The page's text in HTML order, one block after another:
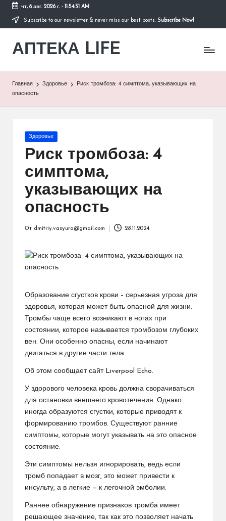
Перейти
содержимому
чт, 6 авг. 2026 г.- 11:54:51 AM
Subscribe to our newsletter & never miss our best posts. Subscribe Now!
АПТЕКА LIFE
сайт
Главная Здоровье
Риск тромбоза: 4 симптома, указывающих на
опасность
Опубликовано
Здоровье
Риск тромбоза: 4
симптома,
указывающих на
опасность
От dmitriy.vasyura@gmail.com 28.11.2024
Образование сгустков крови – серьезная угроза для
здоровья, которая может быть опасной для жизни.
Тромбы чаще всего возникают в ногах при
состоянии, которое называется тромбозом глубоких
вен. Они особенно опасны, если начинают
двигаться в другие части тела.
Об этом сообщает сайт Liverpool Echo.
У здорового человека кровь должна сворачиваться
для остановки внешнего кровотечения. Однако
иногда образуются сгустки, которые приводят к
формированию тромбов. Существуют ранние
симптомы, которые могут указывать на это опасное
состояние.
Эти симптомы нельзя игнорировать, ведь если
тромб попадает в мозг, это может привести к
инсульту, а в легкие — к легочной эмболии.
Раннее обнаружение признаков тромба имеет
решающее значение, так как это позволяет начать